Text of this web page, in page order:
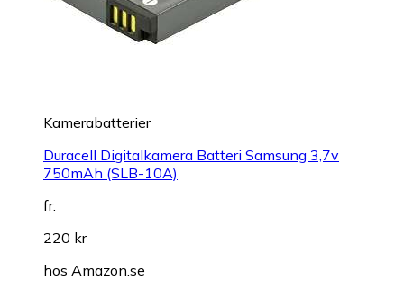
Kamerabatterier
Duracell Digitalkamera Batteri Samsung 3,7v
750mAh (SLB-10A)
fr.
220 kr
hos Amazon.se